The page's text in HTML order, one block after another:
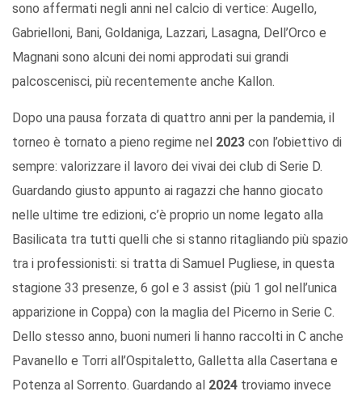
sono affermati negli anni nel calcio di vertice: Augello,
Gabrielloni, Bani, Goldaniga, Lazzari, Lasagna, Dell’Orco e
Magnani sono alcuni dei nomi approdati sui grandi
palcoscenisci, più recentemente anche Kallon.
Dopo una pausa forzata di quattro anni per la pandemia, il
torneo è tornato a pieno regime nel 2023 con l’obiettivo di
sempre: valorizzare il lavoro dei vivai dei club di Serie D.
Guardando giusto appunto ai ragazzi che hanno giocato
nelle ultime tre edizioni, c’è proprio un nome legato alla
Basilicata tra tutti quelli che si stanno ritagliando più spazio
tra i professionisti: si tratta di Samuel Pugliese, in questa
stagione 33 presenze, 6 gol e 3 assist (più 1 gol nell’unica
apparizione in Coppa) con la maglia del Picerno in Serie C.
Dello stesso anno, buoni numeri li hanno raccolti in C anche
Pavanello e Torri all’Ospitaletto, Galletta alla Casertana e
Potenza al Sorrento. Guardando al 2024 troviamo invece